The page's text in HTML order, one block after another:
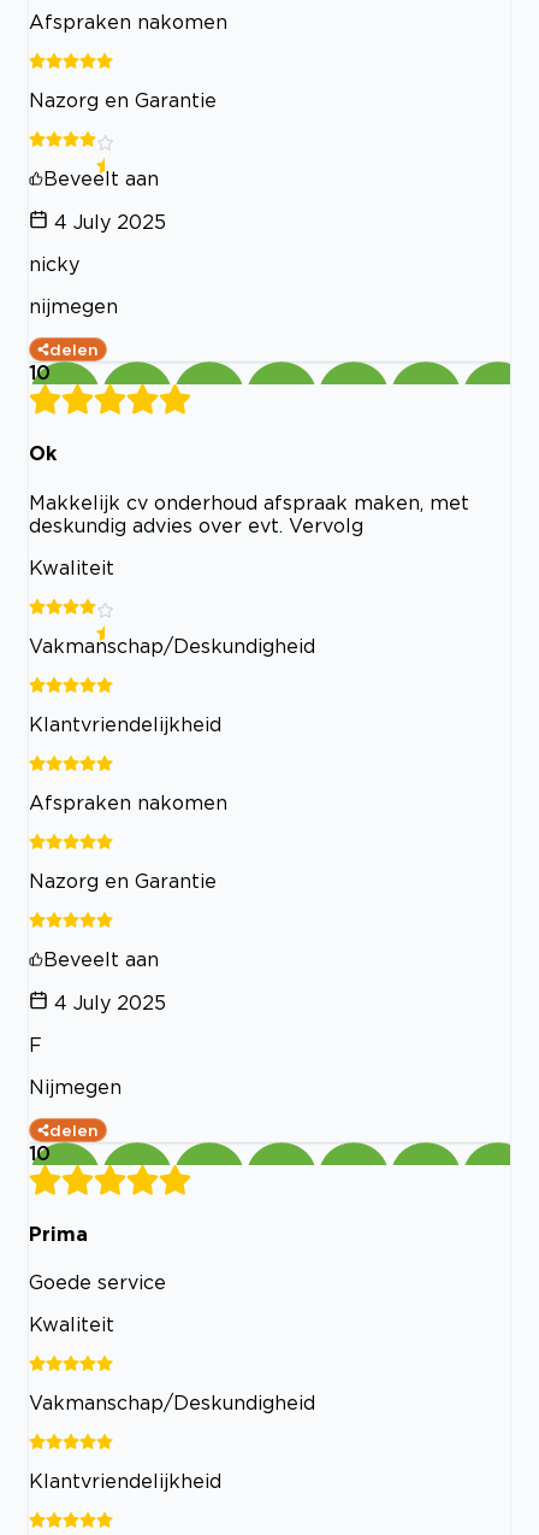
Afspraken nakomen
Nazorg en Garantie
Beveelt aan
4 July 2025
nicky
nijmegen
delen
10
Ok
Makkelijk cv onderhoud afspraak maken, met
deskundig advies over evt. Vervolg
Kwaliteit
Vakmanschap/Deskundigheid
Klantvriendelijkheid
Afspraken nakomen
Nazorg en Garantie
Beveelt aan
4 July 2025
F
Nijmegen
delen
10
Prima
Goede service
Kwaliteit
Vakmanschap/Deskundigheid
Klantvriendelijkheid